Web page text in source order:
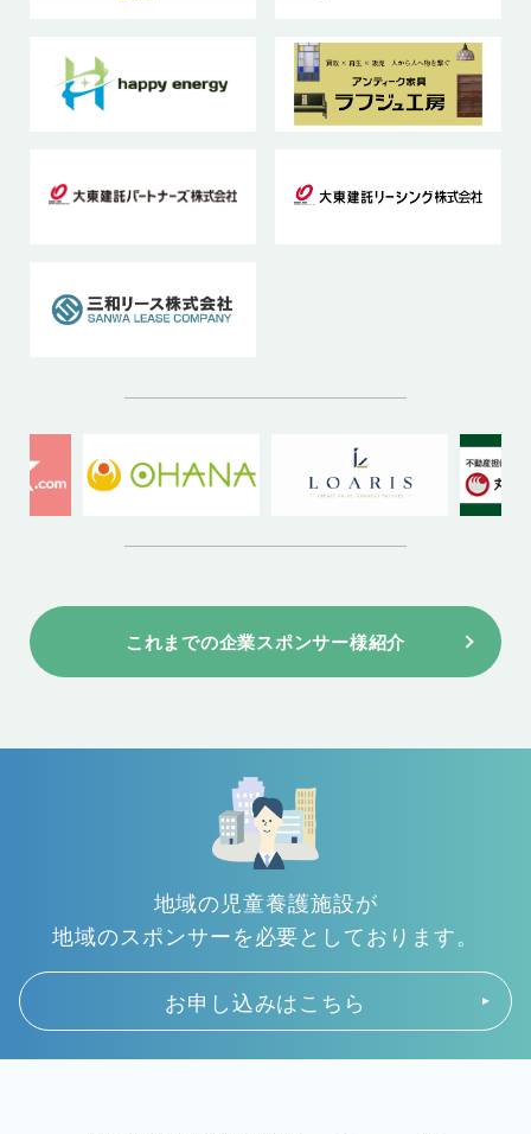
これまでの企業スポンサー様紹介
地域の児童養護施設が
地域のスポンサーを必要としております。
お申し込みはこちら